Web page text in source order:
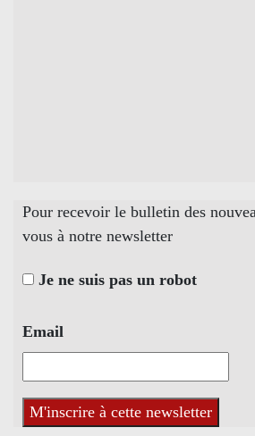
Pour recevoir le bulletin des
vous à notre newsletter
Je ne suis pas un robot
Email